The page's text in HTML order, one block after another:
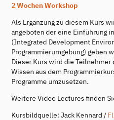
2 Wochen Workshop
Als Ergänzung zu diesem Kurs
angeboten der eine Einführung
(Integrated Development
Programmierumgebung) geben
Dieser Kurs wird die
Wissen aus dem
Programme umzusetzen.
Weitere Video Lectures finden
Kursbildquelle: Jack Kennard /